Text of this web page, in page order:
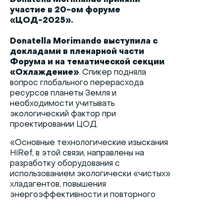
участие в 20-ом форуме
«ЦОД-2025».
Donatella Morimando выступила с
докладами в пленарной части
Форума и на тематической секции
«Охлаждение». Спикер подняла
вопрос глобального перерасхода
ресурсов планеты Земля и
необходимости учитывать
экологический фактор при
проектировании ЦОД.
«Основные технологические изыскания
HiRef, в этой связи, направлены на
разработку оборудования с
использованием экологически «чистых»
хладагентов, повышения
энергоэффективности и повторного